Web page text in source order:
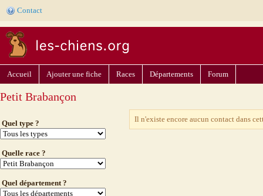
Contact
Accueil Ajouter une fiche Races Départements Forum
Petit Brabançon
Quel type ?
Quelle race ?
Quel département ?
Il n'existe encore aucun contact dans